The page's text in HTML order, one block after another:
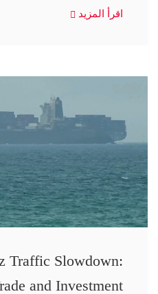
اقرأ المزيد
Traffic Slowdown:
and Investment